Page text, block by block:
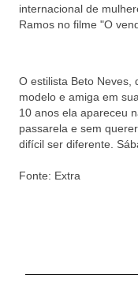
internacional de
Ramos no filme "O
O estilista Beto Neves,
modelo e amiga em
10 anos ela apareceu
passarela e sem
difícil ser diferente.
Fonte: Extra